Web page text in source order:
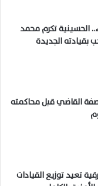
الحسينية تكرم محمد
بقيادته الجديدة
القاضي قبل محاكمته
تعيد توزيع القيادات